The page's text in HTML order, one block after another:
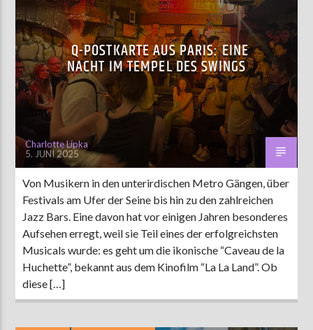
UNTERHALTUNG
Q-POSTKARTE AUS PARIS: EINE
NACHT IM TEMPEL DES SWINGS
Charlotte Lipka
5. JUNI 2025
Von Musikern in den unterirdischen Metro Gängen, über
Festivals am Ufer der Seine bis hin zu den zahlreichen
Jazz Bars. Eine davon hat vor einigen Jahren besonderes
Aufsehen erregt, weil sie Teil eines der erfolgreichsten
Musicals wurde: es geht um die ikonische “Caveau de la
Huchette”, bekannt aus dem Kinofilm “La La Land”. Ob
diese […]